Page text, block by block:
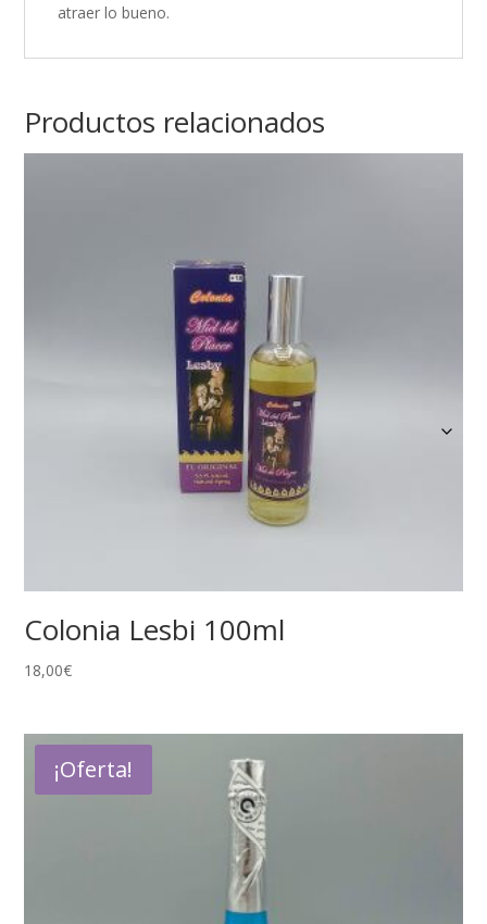
atraer lo bueno.
Productos relacionados
Colonia Lesbi 100ml
18,00€
¡Oferta!